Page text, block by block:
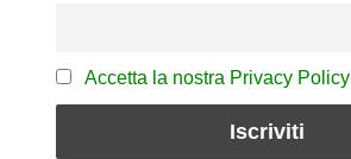
Accetta la nostra Privacy Policy